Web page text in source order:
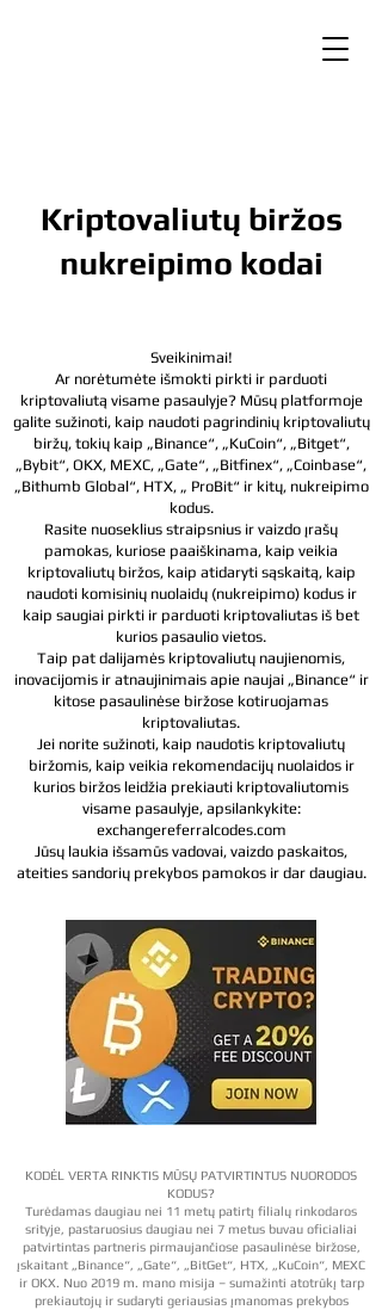
Kriptovaliutų biržos
nukreipimo kodai
Sveikinimai!
Ar norėtumėte išmokti pirkti ir parduoti
kriptovaliutą visame pasaulyje? Mūsų platformoje
galite sužinoti, kaip naudoti pagrindinių kriptovaliutų
biržų, tokių kaip „Binance“, „KuCoin“, „Bitget“,
„Bybit“, OKX, MEXC, „Gate“, „Bitfinex“, „Coinbase“,
„Bithumb Global“, HTX, „ ProBit“ ir kitų, nukreipimo
kodus.
Rasite nuoseklius straipsnius ir vaizdo įrašų
pamokas, kuriose paaiškinama, kaip veikia
kriptovaliutų biržos, kaip atidaryti sąskaitą, kaip
naudoti komisinių nuolaidų (nukreipimo) kodus ir
kaip saugiai pirkti ir parduoti kriptovaliutas iš bet
kurios pasaulio vietos.
Taip pat dalijamės kriptovaliutų naujienomis,
inovacijomis ir atnaujinimais apie naujai „Binance“ ir
kitose pasaulinėse biržose kotiruojamas
kriptovaliutas.
Jei norite sužinoti, kaip naudotis kriptovaliutų
biržomis, kaip veikia rekomendacijų nuolaidos ir
kurios biržos leidžia prekiauti kriptovaliutomis
visame pasaulyje, apsilankykite:
exchangereferralcodes.com
Jūsų laukia išsamūs vadovai, vaizdo paskaitos,
ateities sandorių prekybos pamokos ir dar daugiau.
KODĖL VERTA RINKTIS MŪSŲ PATVIRTINTUS NUORODOS
KODUS?
Turėdamas daugiau nei 11 metų patirtį filialų rinkodaros
srityje, pastaruosius daugiau nei 7 metus buvau oficialiai
patvirtintas partneris pirmaujančiose pasaulinėse biržose,
įskaitant „Binance“, „Gate“, „BitGet“, HTX, „KuCoin“, MEXC
ir OKX. Nuo 2019 m. mano misija – sumažinti atotrūkį tarp
prekiautojų ir sudaryti geriausias įmanomas prekybos